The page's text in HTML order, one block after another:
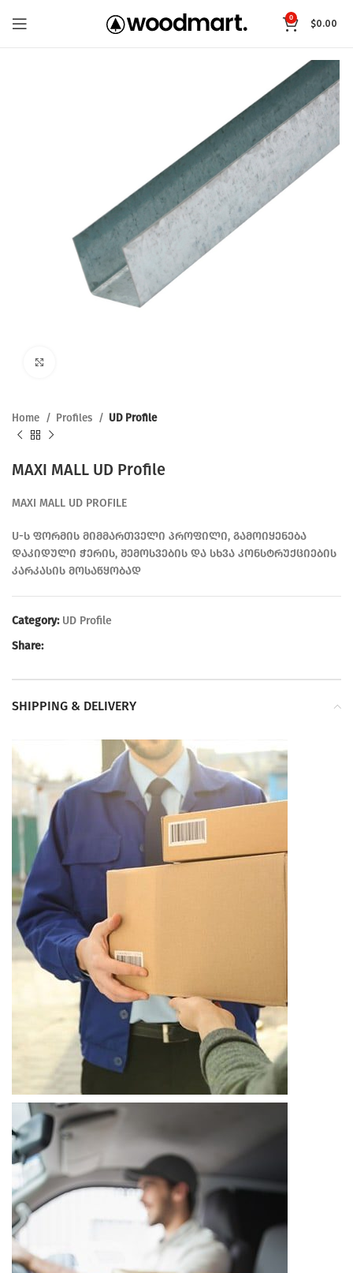
0 $0.00
Home Profiles UD Profile
MAXI MALL UD Profile
MAXI MALL UD PROFILE
U-ს ფორმის მიმმართველი პროფილი, გამოიყენება
დაკიდული ჭერის, შემოსვების და სხვა კონსტრუქციების
კარკასის მოსაწყობად
Category: UD Profile
Share:
SHIPPING & DELIVERY